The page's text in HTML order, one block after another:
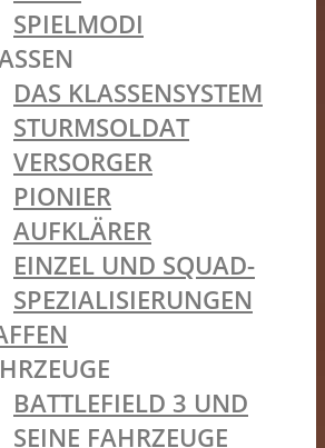
SPIELMODI
DAS KLASSENSYSTEM
STURMSOLDAT
VERSORGER
PIONIER
AUFKLÄRER
EINZEL UND SQUAD-
SPEZIALISIERUNGEN
BATTLEFIELD 3 UND
SEINE FAHRZEUGE